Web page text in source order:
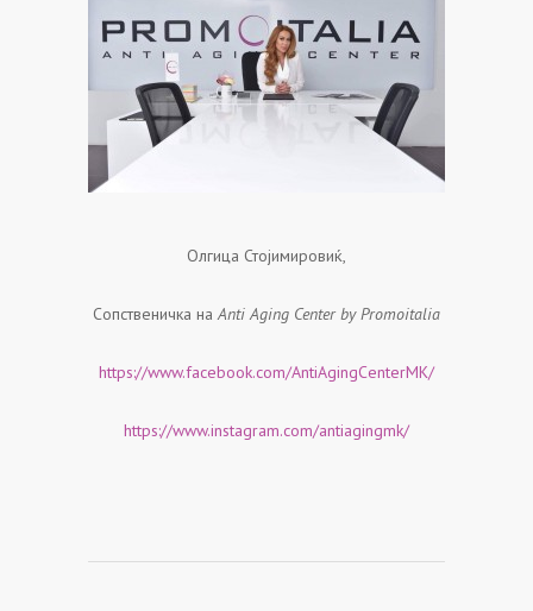
Олгица Стојимировиќ,
Сопственичка наAnti Aging Center by Promoitalia
https://www.facebook.com/AntiAgingCenterMK/
https://www.instagram.com/antiagingmk/